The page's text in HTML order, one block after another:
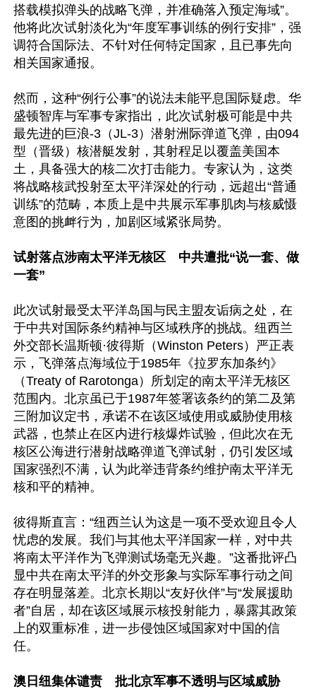
搭载模拟弹头的战略飞弹，并准确落入预定海域”。
他将此次试射淡化为“年度军事训练的例行安排”，强
调符合国际法、不针对任何特定国家，且已事先向
相关国家通报。
然而，这种“例行公事”的说法未能平息国际疑虑。华
盛顿智库与军事专家指出，此次试射极可能是中共
最先进的巨浪-3（JL-3）潜射洲际弹道飞弹，由094
型（晋级）核潜艇发射，其射程足以覆盖美国本
土，具备强大的核二次打击能力。专家认为，这类
将战略核武投射至太平洋深处的行动，远超出“普通
训练”的范畴，本质上是中共展示军事肌肉与核威慑
意图的挑衅行为，加剧区域紧张局势。
试射落点涉南太平洋无核区　中共遭批“说一套、做
一套”
此次试射最受太平洋岛国与民主盟友诟病之处，在
于中共对国际条约精神与区域秩序的挑战。纽西兰
外交部长温斯顿·彼得斯（Winston Peters）严正表
示，飞弹落点海域位于1985年《拉罗东加条约》
（Treaty of Rarotonga）所划定的南太平洋无核区
范围内。北京虽已于1987年签署该条约的第二及第
三附加议定书，承诺不在该区域使用或威胁使用核
武器，也禁止在区内进行核爆炸试验，但此次在无
核区公海进行潜射战略弹道飞弹试射，仍引发区域
国家强烈不满，认为此举违背条约维护南太平洋无
核和平的精神。
彼得斯直言：“纽西兰认为这是一项不受欢迎且令人
忧虑的发展。我们与其他太平洋国家一样，对中共
将南太平洋作为飞弹测试场毫无兴趣。”这番批评凸
显中共在南太平洋的外交形象与实际军事行动之间
存在明显落差。北京长期以“友好伙伴”与“发展援助
者”自居，却在该区域展示核投射能力，暴露其政策
上的双重标准，进一步侵蚀区域国家对中国的信
任。
澳日纽集体谴责　批北京军事不透明与区域威胁